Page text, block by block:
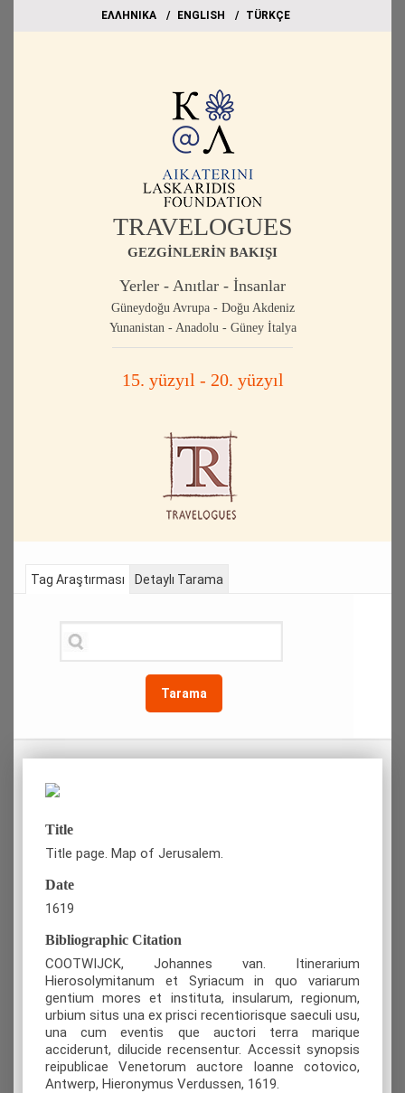
EΛΛΗΝΙΚΑ ΕΝGLISH TÜRKÇE
TRAVELOGUES
GEZGİNLERİN BAKIŞI
Yerler - Anıtlar - İnsanlar
Güneydoğu Avrupa - Doğu Akdeniz
Yunanistan - Anadolu - Güney İtalya
15. yüzyıl - 20. yüzyıl
Tag Araştırması
Tarama
Detaylı Tarama
Title
Title page. Map of Jerusalem.
Date
1619
Bibliographic Citation
COOTWIJCK, Johannes van. Itinerarium
Hierosolymitanum et Syriacum in quo variarum
gentium mores et instituta, insularum, regionum,
urbium situs una ex prisci recentiorisque saeculi usu,
una cum eventis que auctori terra marique
acciderunt, dilucide recensentur. Accessit synopsis
reipublicae Venetorum auctore Ioanne cotovico,
Antwerp, Ηieronymus Verdussen, 1619.